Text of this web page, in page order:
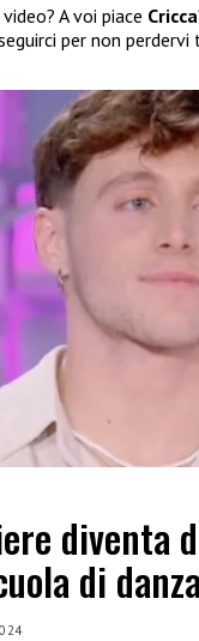
A voi piace Cricca
per non
di danza